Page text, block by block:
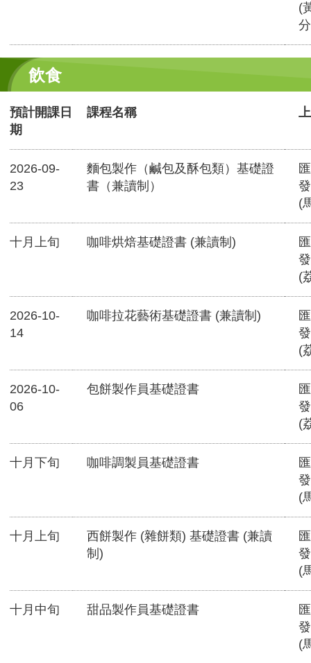
(
飲食
預計開課日
期
課程名稱
2026-09-
23
麵包製作（鹹包及酥包類）基礎證
書（兼讀制）
(
十月上旬 咖啡烘焙基礎證書 (兼讀制)
(
2026-10-
14
咖啡拉花藝術基礎證書 (兼讀制)
(
2026-10-
06
包餅製作員基礎證書
(
十月下旬 咖啡調製員基礎證書
(
十月上旬
西餅製作 (雜餅類) 基礎證書 (兼讀
制)
(
十月中旬 甜品製作員基礎證書
(